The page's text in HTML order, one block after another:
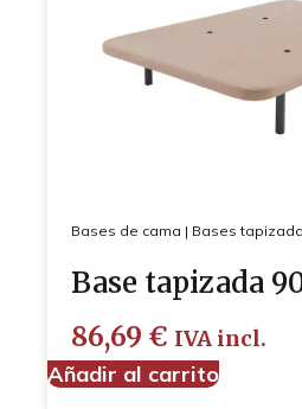
Bases de cama | Bases
Base tapizada
86,69 € IVA incl.
Añadir al carrito